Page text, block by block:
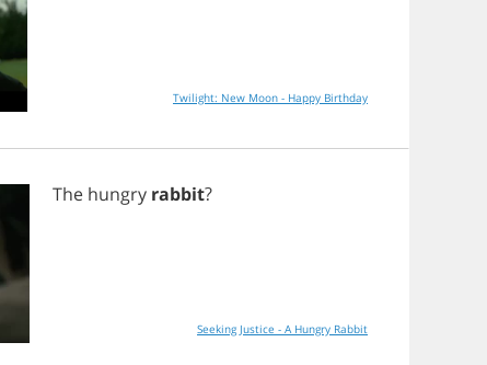
Twilight: New Moon - Happy Birthday
The hungry rabbit?
Seeking Justice - A Hungry Rabbit